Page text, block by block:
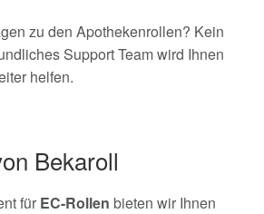
zu den Apothekenrollen? Kein
Support Team wird Ihnen
helfen.
Bekaroll
für EC-Rollen bieten wir Ihnen